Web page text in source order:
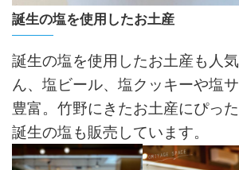
誕生の塩を使用したお土産
誕生の塩を使用したお土産も人
ん、塩ビール、塩クッキーや塩
豊富。竹野にきたお土産にぴった
誕生の塩も販売しています。